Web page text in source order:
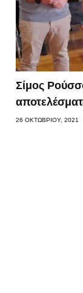
Σίμος
26 ΟΚΤΩΒΡΊΟΥ, 2021